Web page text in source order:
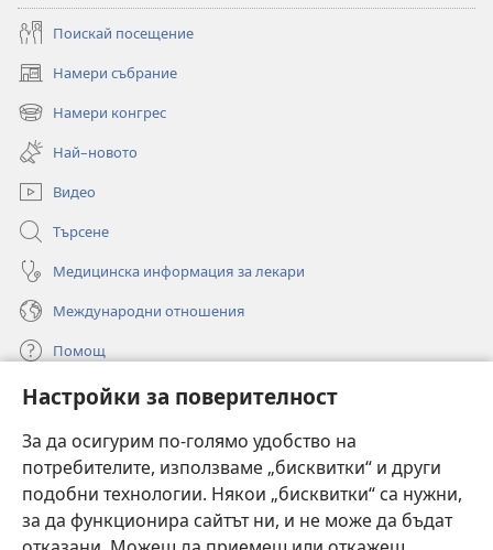
Настройки за поверителност
За да осигурим по-голямо удобство на
потребителите, използваме „бисквитки“ и други
подобни технологии. Някои „бисквитки“ са нужни,
за да функционира сайтът ни, и не може да бъдат
Поискай посещение
Намери събрание
(отваря
нов
прозорец)
Намери конгрес
(отваря
нов
прозорец)
Най–новото
Видео
Търсене
Медицинска информация за лекари
Международни отношения
Помощ
Дарения
нов
прозорец)ОНЛАЙН БИБЛИОТЕКА „Стражева кула“
(отваря
нов
прозорец)
JW Hub
(отваря